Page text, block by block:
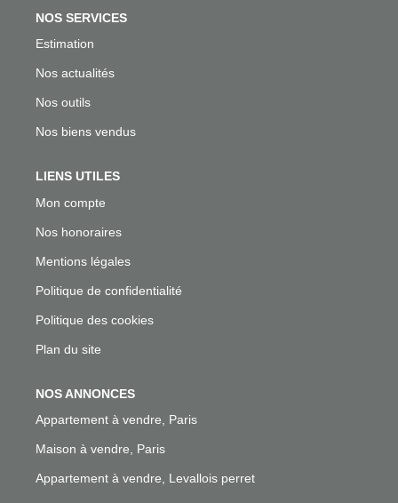
NOS SERVICES
Estimation
Nos actualités
Nos outils
Nos biens vendus
LIENS UTILES
Mon compte
Nos honoraires
Mentions légales
Politique de confidentialité
Politique des cookies
Plan du site
NOS ANNONCES
Appartement à vendre, Paris
Maison à vendre, Paris
Appartement à vendre, Levallois perret